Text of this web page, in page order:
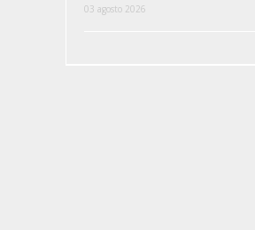
03 agosto 2026